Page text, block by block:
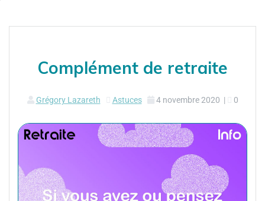
Complément de retraite
Grégory Lazareth Astuces 4 novembre 2020 | 0